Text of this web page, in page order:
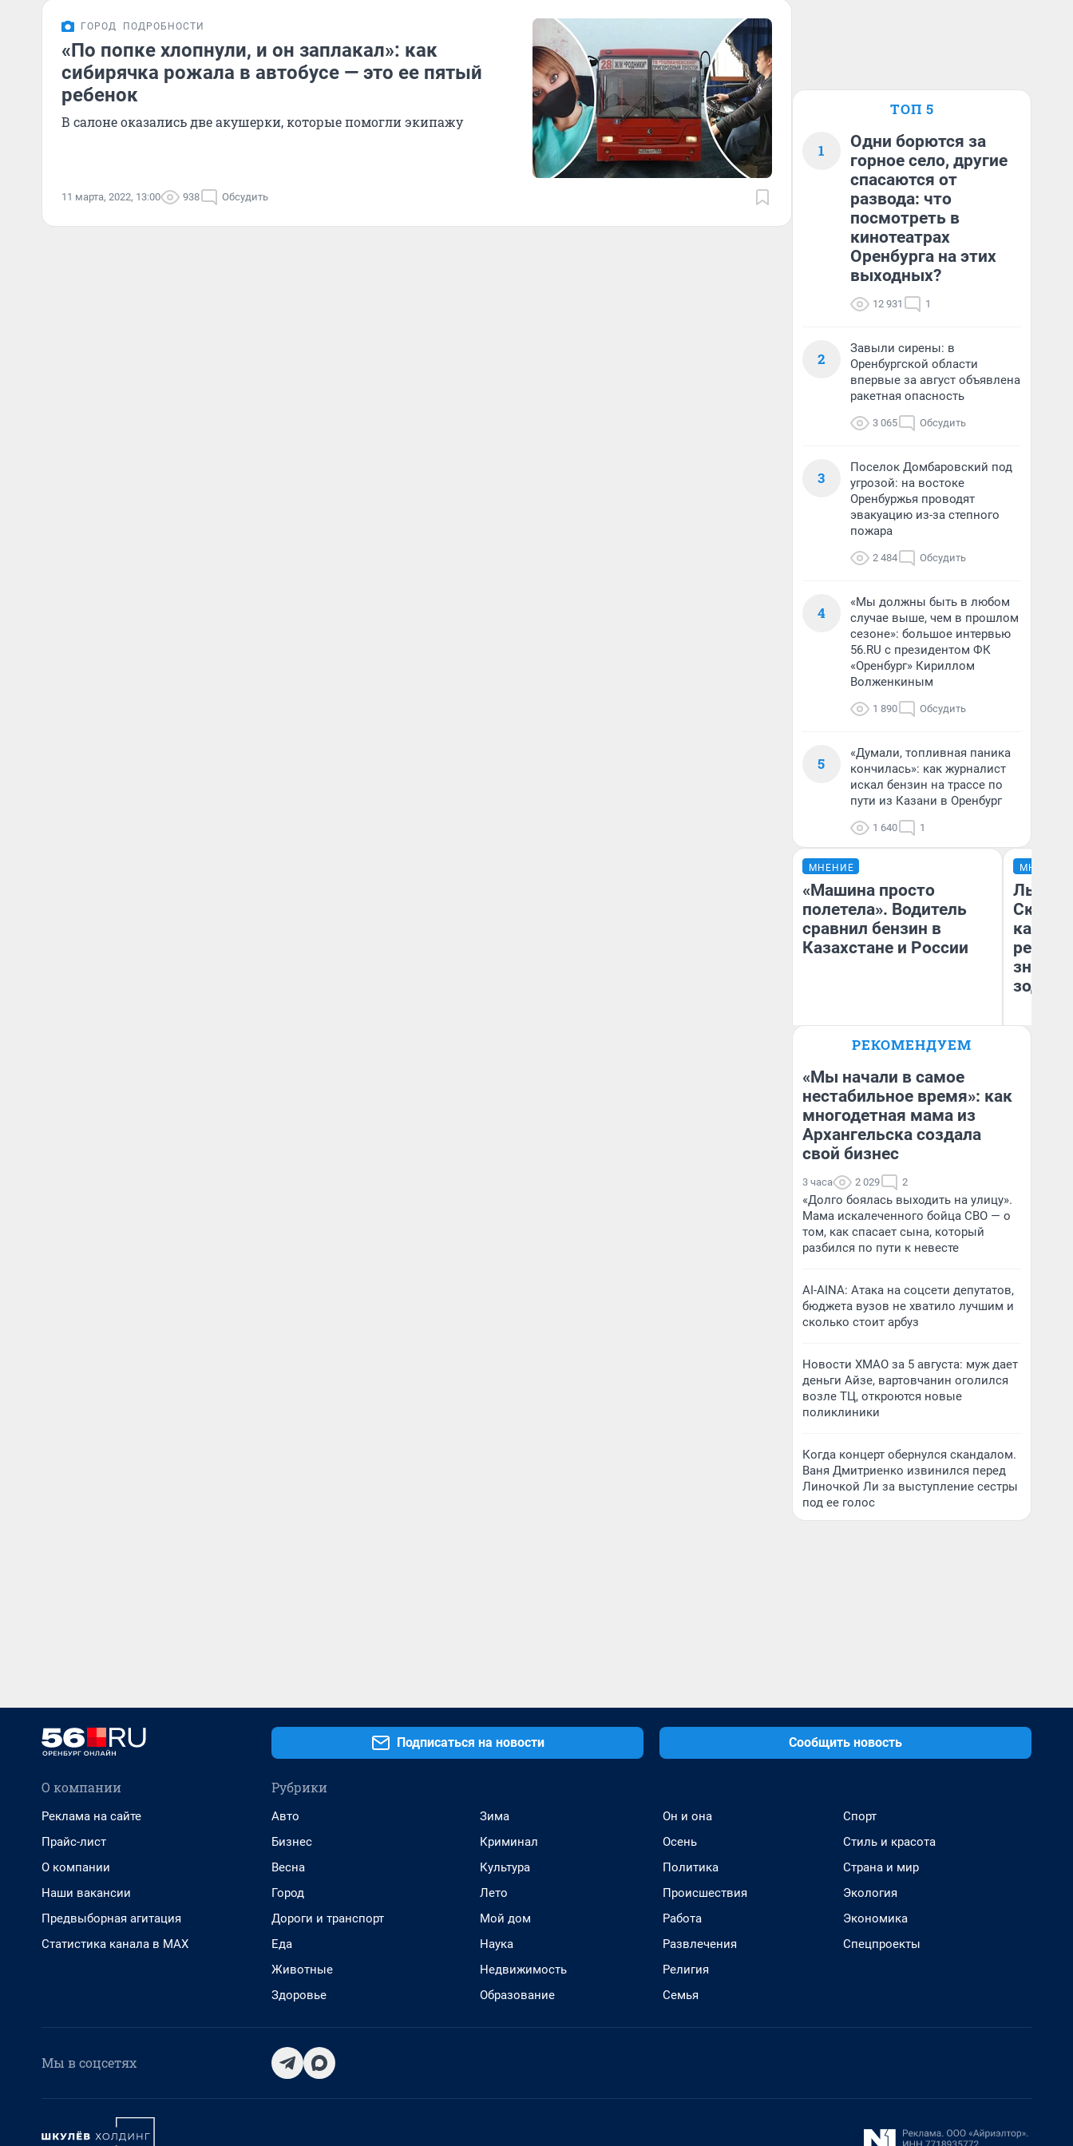
ГОРОД ПОДРОБНОСТИ
«По попке хлопнули, и он заплакал»: как
сибирячка рожала в автобусе — это ее пятый
ребенок
В салоне оказались две акушерки, которые помогли экипажу
11 марта, 2022, 13:00 938 Обсудить
ТОП 5
1
Одни борются за
горное село, другие
спасаются от
развода: что
посмотреть в
кинотеатрах
Оренбурга на этих
выходных?
12 931 1
2
Завыли сирены: в
Оренбургской области
впервые за август объявлена
ракетная опасность
3 065 Обсудить
3
Поселок Домбаровский под
угрозой: на востоке
Оренбуржья проводят
эвакуацию из-за степного
пожара
2 484 Обсудить
4
«Мы должны быть в любом
случае выше, чем в прошлом
сезоне»: большое интервью
56.RU с президентом ФК
«Оренбург» Кириллом
Волженкиным
1 890 Обсудить
5
«Думали, топливная паника
кончилась»: как журналист
искал бензин на трассе по
пути из Казани в Оренбург
1 640 1
МНЕНИЕ
«Машина просто
полетела». Водитель
сравнил бензин в
Казахстане и России
Анатолий Кузнецов
МНЕНИЕ
Львам
РЕКОМЕНДУЕМ
«Мы начали в самое
нестабильное время»: как
многодетная мама из
Архангельска создала
свой бизнес
3 часа 2 029 2
«Долго боялась выходить на улицу».
Мама искалеченного бойца СВО — о
том, как спасает сына, который
разбился по пути к невесте
AI-AINA: Атака на соцсети депутатов,
бюджета вузов не хватило лучшим и
сколько стоит арбуз
Новости ХМАО за 5 августа: муж дает
деньги Айзе, вартовчанин оголился
возле ТЦ, откроются новые
поликлиники
Когда концерт обернулся скандалом.
Ваня Дмитриенко извинился перед
Линочкой Ли за выступление сестры
под ее голос
Подписаться на новости Сообщить новость
О компании
Реклама на сайте
Прайс-лист
О компании
Наши вакансии
Предвыборная агитация
Статистика канала в MAX
Рубрики
Авто
Бизнес
Весна
Город
Дороги и транспорт
Еда
Животные
Здоровье
Зима
Криминал
Культура
Лето
Мой дом
Наука
Недвижимость
Образование
Он и она
Осень
Политика
Происшествия
Работа
Развлечения
Религия
Семья
Спорт
Стиль и красота
Страна и мир
Экология
Экономика
Спецпроекты
Мы в соцсетях